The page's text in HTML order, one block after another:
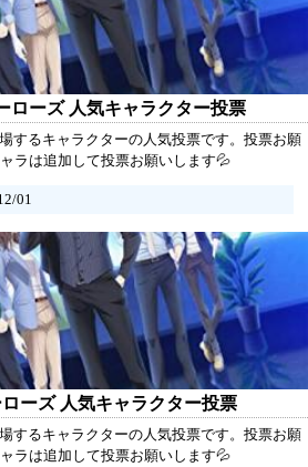
ローズ 人気キャラクター投票
するキャラクターの人気投票です。投票お願
は追加して投票お願いします💦
01
ーズ 人気キャラクター投票
するキャラクターの人気投票です。投票お願
は追加して投票お願いします💦